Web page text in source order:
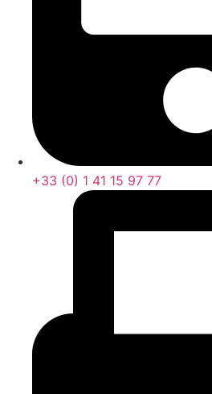
+33 (0) 1 41 15 97 77